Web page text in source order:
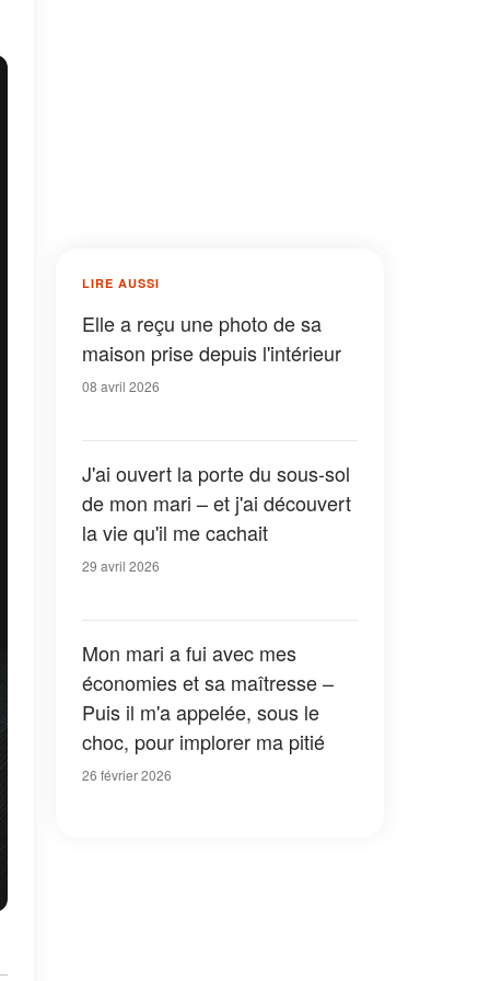
LIRE AUSSI
Elle a reçu une photo de sa
maison prise depuis l'intérieur
08 avril 2026
J'ai ouvert la porte du sous-sol
de mon mari – et j'ai découvert
la vie qu'il me cachait
29 avril 2026
Mon mari a fui avec mes
économies et sa maîtresse –
Puis il m'a appelée, sous le
choc, pour implorer ma pitié
26 février 2026